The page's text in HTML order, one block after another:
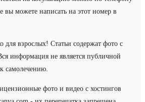
можете написать на этот номер в
для взрослых! Статьи содержат фото с
информация не является публичной
самолечению.
фото и видео с хостингов